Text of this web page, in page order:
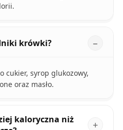
krówki?
cukier, syrop glukozowy,
oraz masło.
kaloryczna niż